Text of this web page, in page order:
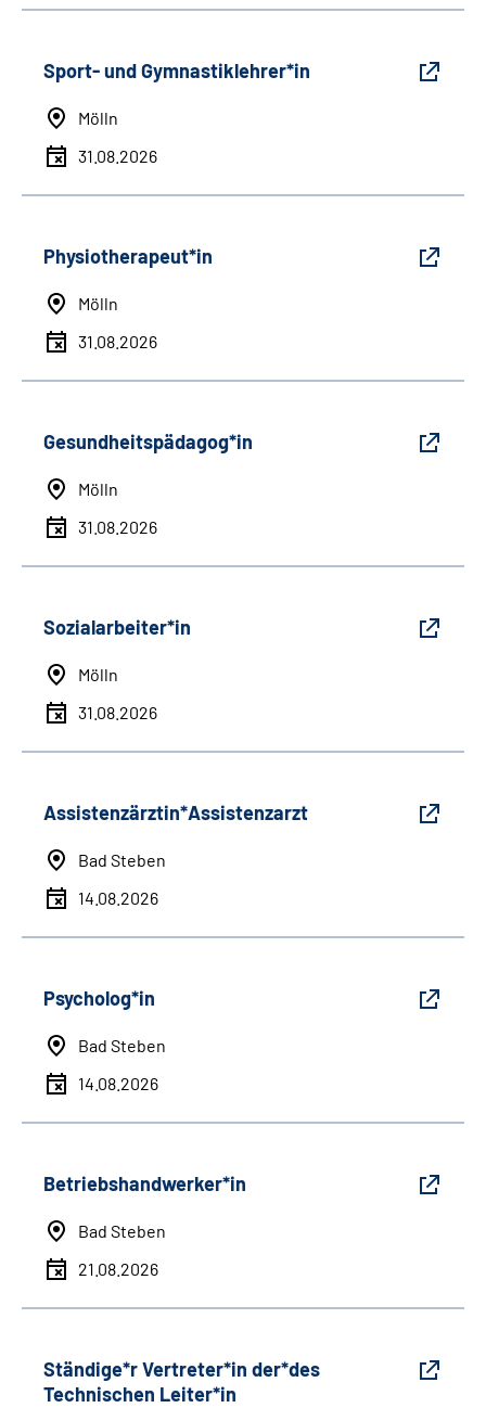
Sport- und Gymnastiklehrer*in
Mölln
31.08.2026
Physiotherapeut*in
Mölln
31.08.2026
Gesundheitspädagog*in
Mölln
31.08.2026
Sozialarbeiter*in
Mölln
31.08.2026
Assistenzärztin*Assistenzarzt
Bad Steben
14.08.2026
Psycholog*in
Bad Steben
14.08.2026
Betriebshandwerker*in
Bad Steben
21.08.2026
Ständige*r Vertreter*in der*des
Technischen Leiter*in